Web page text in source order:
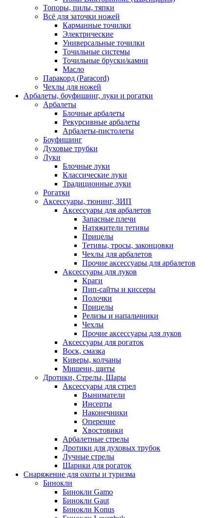
Топоры, пилы, тяпки
Всё для заточки ножей
Карманные точилки
Электрические
Универсальные точилки
Точильные системы
Точильные бруски/камни
Масло
Паракорд (Paracord)
Чехлы для ножей
Арбалеты, боуфишинг, луки и рогатки
Арбалеты
Блочные арбалеты
Рекурсивные арбалеты
Арбалеты-пистолеты
Боуфишинг
Духовые трубки
Луки
Блочные луки
Классические луки
Традиционные луки
Рогатки
Аксессуары, тюнинг, ЗИП
Аксессуары для арбалетов
Запасные плечи
Натяжители тетивы
Прицелы
Тетивы, тросы, законцовки
Чехлы для арбалетов
Прочие аксессуары для арбалетов
Аксессуары для луков
Краги
Пип-сайты и киссеры
Полочки
Прицелы
Релизы и напальчники
Чехлы
Прочие аксессуары для луков
Аксессуары для рогаток
Воск, смазка
Киверы, колчаны
Мишени, щиты
Дротики, Стрелы, Шары
Аксессуары для стрел
Выниматели
Инсерты
Наконечники
Оперение
Хвостовики
Арбалетные стрелы
Дротики для духовых трубок
Лучные стрелы
Шарики для рогаток
Снаряжение для охоты и туризма
Бинокли
Бинокли Gamo
Бинокли Gaut
Бинокли Konus